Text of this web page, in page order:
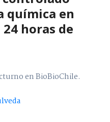
química en
horas de
en BioBioChile.